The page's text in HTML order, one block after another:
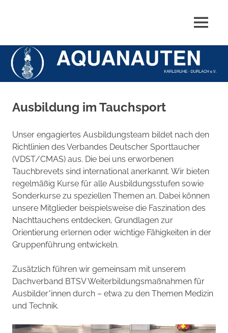
Zum
Inhalt
springen
Karlsruhe-
Durlach
e.V.
MENÜ
Ausbildung im Tauchsport
Unser engagiertes Ausbildungsteam bildet nach den
Richtlinien des Verbandes Deutscher Sporttaucher
(VDST/CMAS) aus. Die bei uns erworbenen
Tauchbrevets sind international anerkannt. Wir bieten
regelmäßig Kurse für alle Ausbildungsstufen sowie
Sonderkurse zu speziellen Themen an. Dabei können
unsere Mitglieder beispielsweise die Faszination des
Nachttauchens entdecken, Grundlagen zur
Orientierung erlernen oder wichtige Fähigkeiten in der
Gruppenführung entwickeln.
Zusätzlich führen wir gemeinsam mit unserem
Dachverband BTSV Weiterbildungsmaßnahmen für
Ausbilder*innen durch – etwa zu den Themen Medizin
und Technik.